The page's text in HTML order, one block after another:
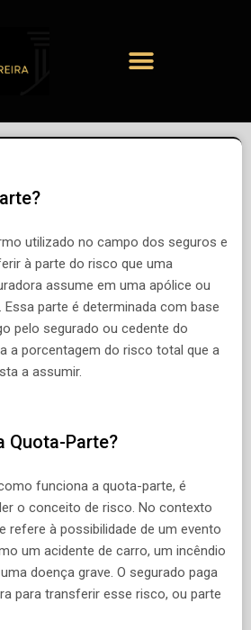
utilizado no campo dos seguros e
à parte do risco que uma
assume em uma apólice ou
parte é determinada com base
pelo segurado ou cedente do
a porcentagem do risco total que a
a assumir.
Quota-Parte?
funciona a quota-parte, é
o conceito de risco. No contexto
refere à possibilidade de um evento
um acidente de carro, um incêndio
doença grave. O segurado paga
para transferir esse risco, ou parte